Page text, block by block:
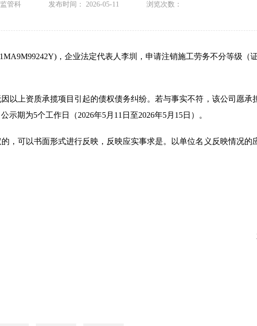
管科 发布时间： 2026-05-11 浏览次数：
，企业法定代表人李圳，申请注销施工劳务不分等级（证
以上资质承揽项目引起的债权债务纠纷。若与事实不符，该公司愿承
期为5个工作日（2026年5月11日至2026年5月15日）。
，可以书面形式进行反映，反映应实事求是。以单位名义反映情况的